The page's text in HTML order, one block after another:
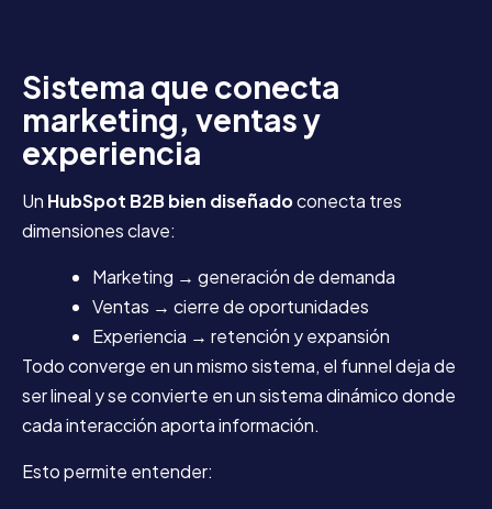
Sistema que conecta
marketing, ventas y
experiencia
Un HubSpot B2B bien diseñadoconecta tres
dimensiones clave:
Marketing → generación de demanda
Ventas → cierre de oportunidades
Experiencia → retención y expansión
Todo converge en un mismo sistema, el funnel deja de
ser lineal y se convierte en un sistema dinámico donde
cada interacción aporta información.
Esto permite entender: